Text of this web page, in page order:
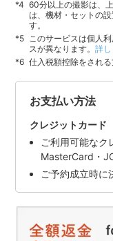
60分以上の撮影は、
は、機材・セットの
す。
このサービスは個人
スが異なります。詳
仕入税額控除をされる
お支払い方法
クレジットカード
ご利用可能なク
MasterCard・
ご予約成立時に